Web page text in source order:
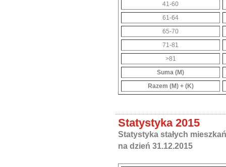
41-60
61-64
65-70
71-81
>81
Suma (M)
Razem (M) + (K)
Statystyka 2015
Statystyka stałych
na dzień 31.12.2015